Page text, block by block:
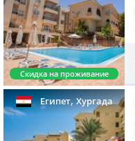
Скидка на проживание
Египет,Хургада